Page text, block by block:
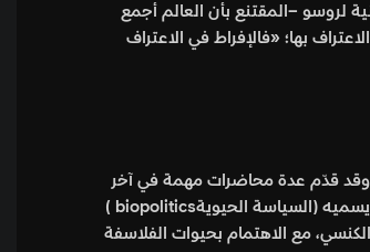
لروسو –المقتنع بأن العالم أجمع
بها؛ «فالإفراط في الاعتراف
المعرفية، وقد قدّم عدة محاضرات مهمة في آخر
حياته في جامعة بيركلي ثم في الكوليج دو فرانس بعنوان (شجاعة الحقيقة)، وفي هذه المحاضرات –في انعطافة مثيرة للتأمل- انتقل فوكو من تحليل ما يسميه (السياسة الحيويةbiopolitics )
مع الاهتمام بحيوات الفلاسفة